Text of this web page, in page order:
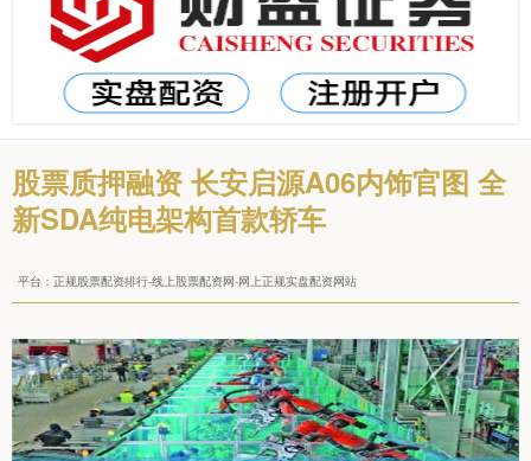
股票质押融资 长安启源A06内饰官图 全
新SDA纯电架构首款轿车
平台：正规股票配资排行-线上股票配资网-网上正规实盘配资网站